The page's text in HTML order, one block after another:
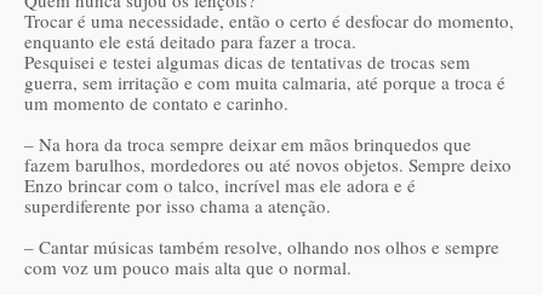
Trocar é uma necessidade, então o certo é desfocar do momento,
enquanto ele está deitado para fazer a troca.
Pesquisei e testei algumas dicas de tentativas de trocas sem
guerra, sem irritação e com muita calmaria, até porque a troca é
um momento de contato e carinho.
– Na hora da troca sempre deixar em mãos brinquedos que
fazem barulhos, mordedores ou até novos objetos. Sempre deixo
Enzo brincar com o talco, incrível mas ele adora e é
superdiferente por isso chama a atenção.
– Cantar músicas também resolve, olhando nos olhos e sempre
com voz um pouco mais alta que o normal.